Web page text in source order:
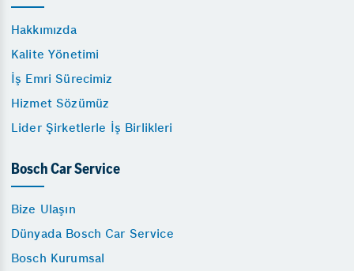
Hakkımızda
Kalite Yönetimi
İş Emri Sürecimiz
Hizmet Sözümüz
Lider Şirketlerle İş Birlikleri
Bosch Car Service
Bize Ulaşın
Dünyada Bosch Car Service
Bosch Kurumsal